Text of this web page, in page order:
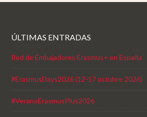
ÚLTIMAS ENTRADAS
Red de Embajadores Erasmus+ en España
#ErasmusDays2026 (12-17 octubre 2026)
#VeranoErasmusPlus2026